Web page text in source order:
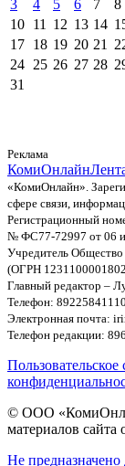
3
4 5 6 7 8
10 11 12 13 14
17 18 19 20 21
24 25 26 27 28
31
Реклама
КомиОнлайн
«КомиОнлайн».
сфере связи,
Регистрационный
№ ФС77-72997 от 06
Учредитель
(ОГРН
Главный редактор –
Телефон: 89225841110
Электронная почта:
Телефон редакции:
Пользовательское
© ООО
материалов сайта
Не